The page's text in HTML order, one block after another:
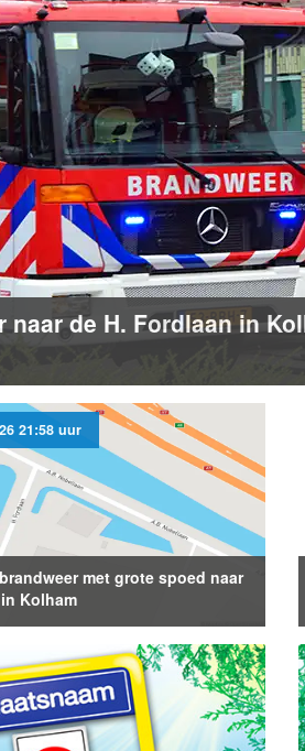
naar de H. Fordlaan in
21:58 uur
met grote spoed naar
Kolham